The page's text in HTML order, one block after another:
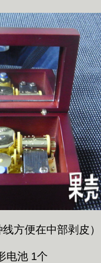
方便在中部剥皮
电池 1个